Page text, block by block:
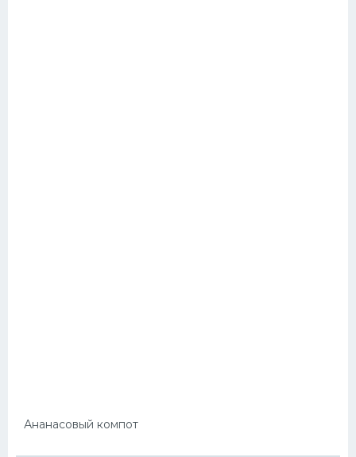
Ананасовый компот